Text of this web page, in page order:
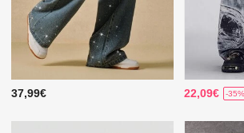
37,99€ 22,09€ -35%